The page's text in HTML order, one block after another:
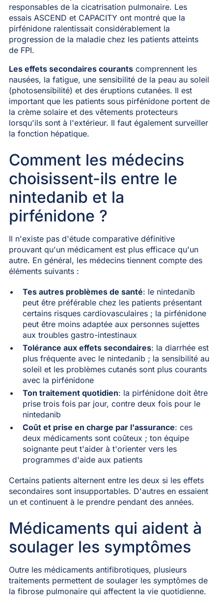
responsables de la cicatrisation pulmonaire. Les
essais ASCEND et CAPACITY ont montré que la
pirfénidone ralentissait considérablement la
progression de la maladie chez les patients atteints
de FPI.
Les effets secondaires courantscomprennent les
nausées, la fatigue, une sensibilité de la peau au soleil
(photosensibilité) et des éruptions cutanées. Il est
important que les patients sous pirfénidone portent de
la crème solaire et des vêtements protecteurs
lorsqu'ils sont à l'extérieur. Il faut également surveiller
la fonction hépatique.
Comment les médecins
choisissent-ils entre le
nintedanib et la
pirfénidone ?
Il n'existe pas d'étude comparative définitive
prouvant qu'un médicament est plus efficace qu'un
autre. En général, les médecins tiennent compte des
éléments suivants :
Tes autres problèmes de santé: le nintedanib
peut être préférable chez les patients présentant
certains risques cardiovasculaires ; la pirfénidone
peut être moins adaptée aux personnes sujettes
aux troubles gastro-intestinaux
Tolérance aux effets secondaires: la diarrhée est
plus fréquente avec le nintedanib ; la sensibilité au
soleil et les problèmes cutanés sont plus courants
avec la pirfénidone
Ton traitement quotidien: la pirfénidone doit être
prise trois fois par jour, contre deux fois pour le
nintedanib
Coût et prise en charge par l'assurance: ces
deux médicaments sont coûteux ; ton équipe
soignante peut t'aider à t'orienter vers les
programmes d'aide aux patients
Certains patients alternent entre les deux si les effets
secondaires sont insupportables. D'autres en essaient
un et continuent à le prendre pendant des années.
Médicaments qui aident à
soulager les symptômes
Outre les médicaments antifibrotiques, plusieurs
traitements permettent de soulager les symptômes de
la fibrose pulmonaire qui affectent la vie quotidienne.